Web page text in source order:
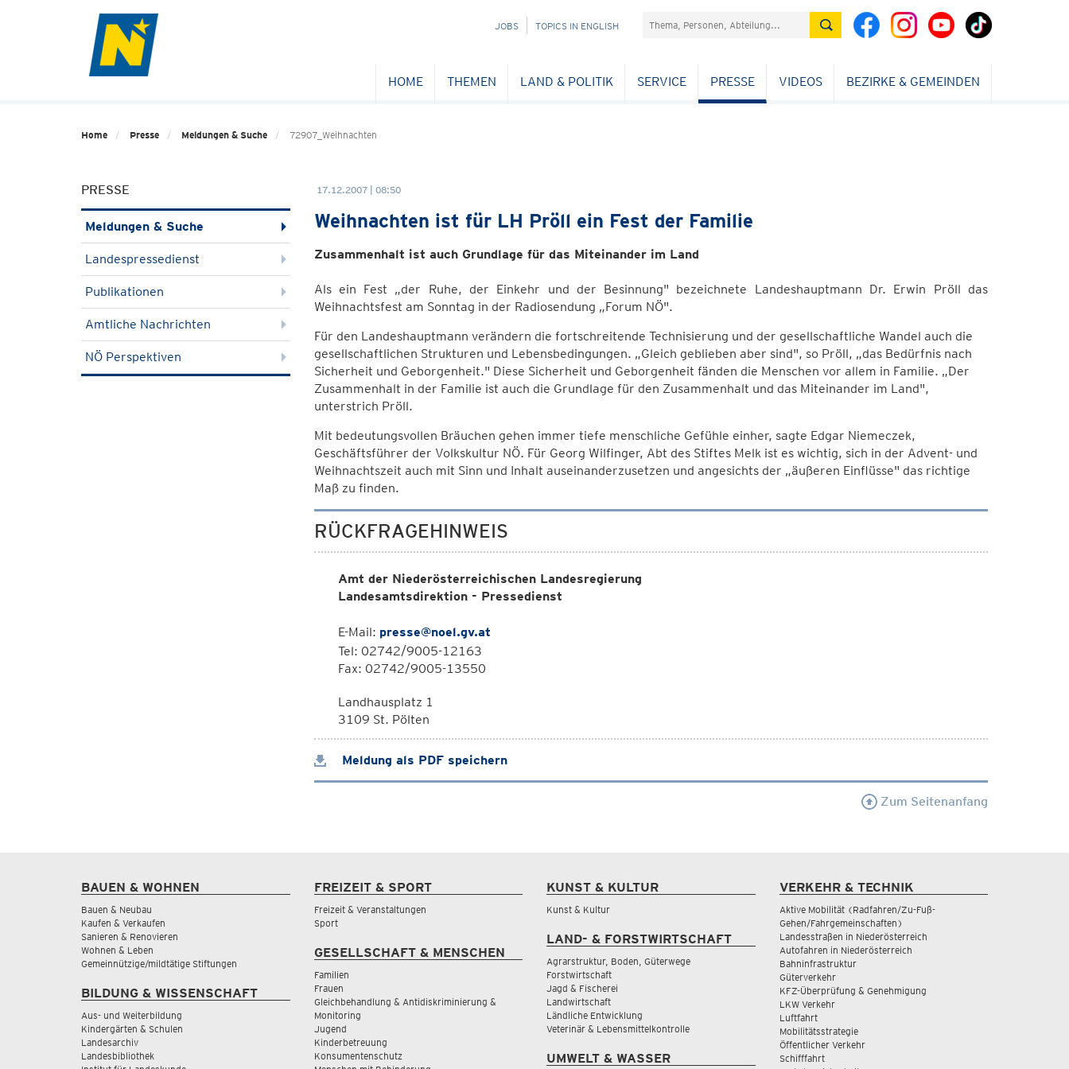
NAVIGATION
JOBS TOPICS IN ENGLISH Suchefeld
HOME THEMEN LAND & POLITIK SERVICE PRESSE VIDEOS BEZIRKE & GEMEINDEN
Home Presse Meldungen & Suche 72907_Weihnachten
PRESSE
Meldungen & Suche
Landespressedienst
Publikationen
Amtliche Nachrichten
NÖ Perspektiven
17.12.2007 | 08:50
Weihnachten ist für LH Pröll ein Fest der Familie
Zusammenhalt ist auch Grundlage für das Miteinander im Land
Als ein Fest „der Ruhe, der Einkehr und der Besinnung" bezeichnete Landeshauptmann Dr. Erwin Pröll das
Weihnachtsfest am Sonntag in der Radiosendung „Forum NÖ".
Für den Landeshauptmann verändern die fortschreitende Technisierung und der gesellschaftliche Wandel auch die
gesellschaftlichen Strukturen und Lebensbedingungen. „Gleich geblieben aber sind", so Pröll, „das Bedürfnis nach
Sicherheit und Geborgenheit." Diese Sicherheit und Geborgenheit fänden die Menschen vor allem in Familie. „Der
Zusammenhalt in der Familie ist auch die Grundlage für den Zusammenhalt und das Miteinander im Land",
unterstrich Pröll.
Mit bedeutungsvollen Bräuchen gehen immer tiefe menschliche Gefühle einher, sagte Edgar Niemeczek,
Geschäftsführer der Volkskultur NÖ. Für Georg Wilfinger, Abt des Stiftes Melk ist es wichtig, sich in der Advent- und
Weihnachtszeit auch mit Sinn und Inhalt auseinanderzusetzen und angesichts der „äußeren Einflüsse" das richtige
Maß zu finden.
RÜCKFRAGEHINWEIS
Amt der Niederösterreichischen Landesregierung
Landesamtsdirektion - Pressedienst
E-Mail: presse@noel.gv.at
Tel: 02742/9005-12163
Fax: 02742/9005-13550
Landhausplatz 1
3109 St. Pölten
Meldung als PDF speichern
Zum Seitenanfang
BAUEN & WOHNEN
Bauen & Neubau
Kaufen & Verkaufen
Sanieren & Renovieren
Wohnen & Leben
Gemeinnützige/mildtätige Stiftungen
BILDUNG & WISSENSCHAFT
Aus- und Weiterbildung
Kindergärten & Schulen
Landesarchiv
Landesbibliothek
FREIZEIT & SPORT
Freizeit & Veranstaltungen
Sport
GESELLSCHAFT & MENSCHEN
Familien
Frauen
Gleichbehandlung & Antidiskriminierung &
Monitoring
Jugend
Kinderbetreuung
Konsumentenschutz
KUNST & KULTUR
Kunst & Kultur
LAND- & FORSTWIRTSCHAFT
Agrarstruktur, Boden, Güterwege
Forstwirtschaft
Jagd & Fischerei
Landwirtschaft
Ländliche Entwicklung
Veterinär & Lebensmittelkontrolle
UMWELT & WASSER
VERKEHR & TECHNIK
Aktive Mobilität (Radfahren/Zu-Fuß-
Gehen/Fahrgemeinschaften)
Landesstraßen in Niederösterreich
Autofahren in Niederösterreich
Bahninfrastruktur
Güterverkehr
KFZ-Überprüfung & Genehmigung
LKW Verkehr
Luftfahrt
Mobilitätsstrategie
Öffentlicher Verkehr
Schifffahrt